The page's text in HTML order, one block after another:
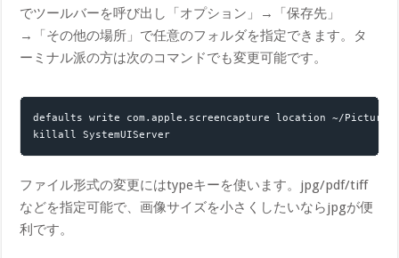
でツールバーを呼び出し「オプション」→「保存先」
→「その他の場所」で任意のフォルダを指定できます。タ
ーミナル派の方は次のコマンドでも変更可能です。
default​s write com.apple.screencapture location ~/Pictures/
kill​all SystemUIServer
ファイル形式の変更にはtypeキーを使います。jpg/pdf/tiff
などを指定可能で、画像サイズを小さくしたいならjpgが便
利です。